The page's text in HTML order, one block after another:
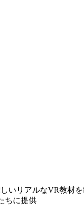
いリアルなVR教材
ちに提供